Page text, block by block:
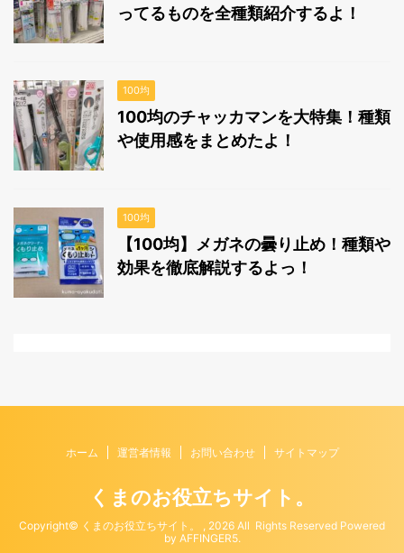
ってるものを全種類紹介するよ！
100均
100均のチャッカマンを大特集！種類
や使用感をまとめたよ！
100均
【100均】メガネの曇り止め！種類や
効果を徹底解説するよっ！
ホーム 運営者情報 お問い合わせ サイトマップ
くまのお役立ちサイト。
Copyright© くまのお役立ちサイト。 , 2026 All Rights Reserved Powered
by AFFINGER5.